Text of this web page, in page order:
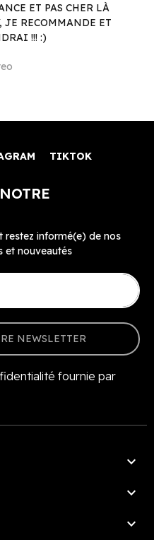
ET PAS CHER LÀ
JE RECOMMANDE ET
!!! :)
TIKTOK
restez informé(e) de nos
et nouveautés
NEWSLETTER
fournie par


